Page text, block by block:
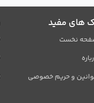
های مفید
نخست
و حریم خصوصی